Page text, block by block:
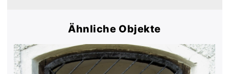
Ähnliche Objekte